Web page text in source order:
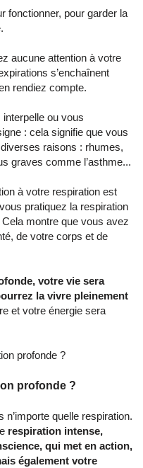
fonctionner, pour garder la
aucune attention à votre
s’enchaînent
rendiez compte.
interpelle ou vous
: cela signifie que vous
raisons : rhumes,
graves comme l’asthme...
à votre respiration est
pratiquez la respiration
montre que vous avez
de votre corps et de
votre vie sera
la vivre pleinement
et votre énergie sera
profonde ?
profonde ?
n’importe quelle respiration.
respiration intense,
qui met en action,
également votre